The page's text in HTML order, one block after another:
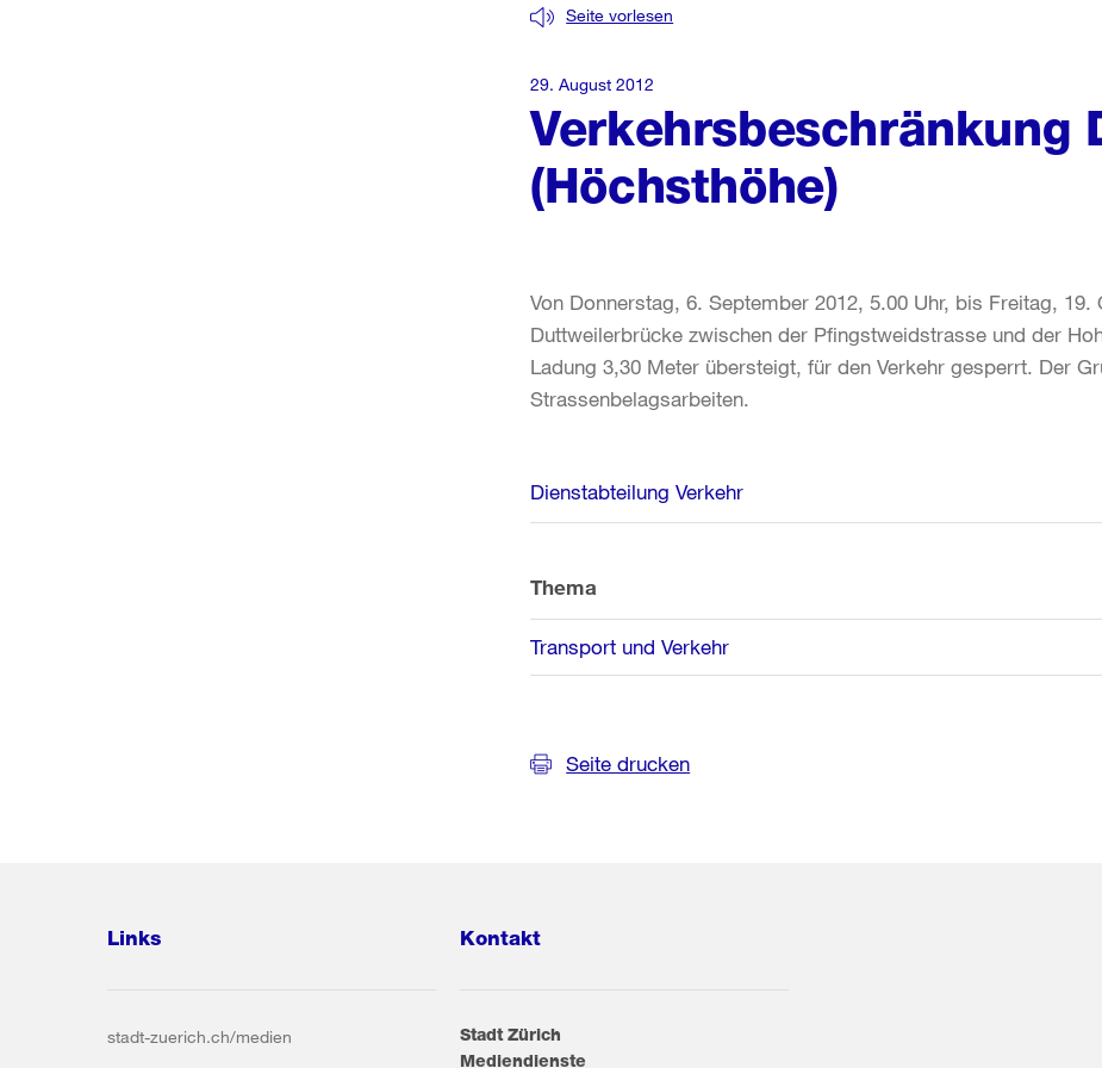
Verkehrsbeschränkung
(Höchsthöhe)
Seite vorlesen
29. August 2012
Von Donnerstag, 6. September 2012, 5.00 Uhr, bis Freitag,
Duttweilerbrücke zwischen der Pfingstweidstrasse und der
Ladung 3,30 Meter übersteigt, für den Verkehr gesperrt. Der
Strassenbelagsarbeiten.
Weitere
Informationen
Dienstabteilung Verkehr
Thema
Transport und Verkehr
Seite drucken
Links
stadt-zuerich.ch/medien
Kontakt
Stadt Zürich
Mediendienste